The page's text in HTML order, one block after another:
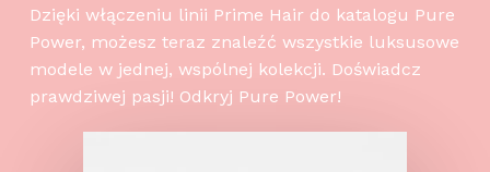
Dzięki włączeniu linii Prime Hair do katalogu Pure
Power, możesz teraz znaleźć wszystkie luksusowe
modele w jednej, wspólnej kolekcji. Doświadcz
prawdziwej pasji! Odkryj Pure Power!